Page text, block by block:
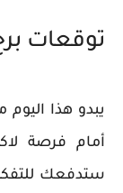
توقعات
يبدو هذا
أمام فرصة
ستدفعك